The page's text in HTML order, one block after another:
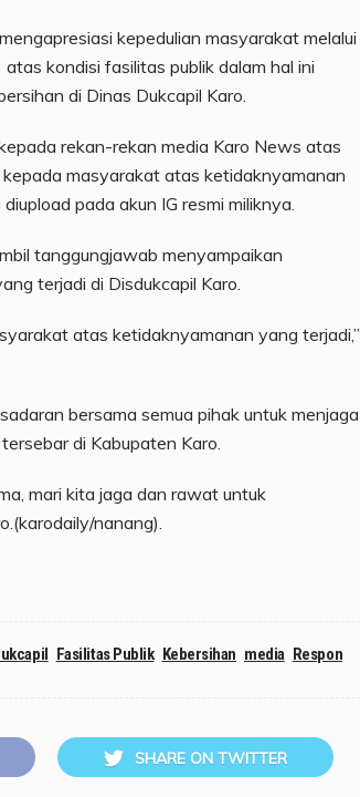
kepedulian masyarakat melalui
kondisi fasilitas publik dalam hal ini
di Dinas Dukcapil Karo.
rekan-rekan media Karo News atas
masyarakat atas ketidaknyamanan
pada akun IG resmi miliknya.
tanggungjawab menyampaikan
terjadi di Disdukcapil Karo.
atas ketidaknyamanan yang terjadi,”
bersama semua pihak untuk menjaga
di Kabupaten Karo.
mari kita jaga dan rawat untuk
nanang).
Fasilitas Publik Kebersihan media Respon
SHARE ON TWITTER